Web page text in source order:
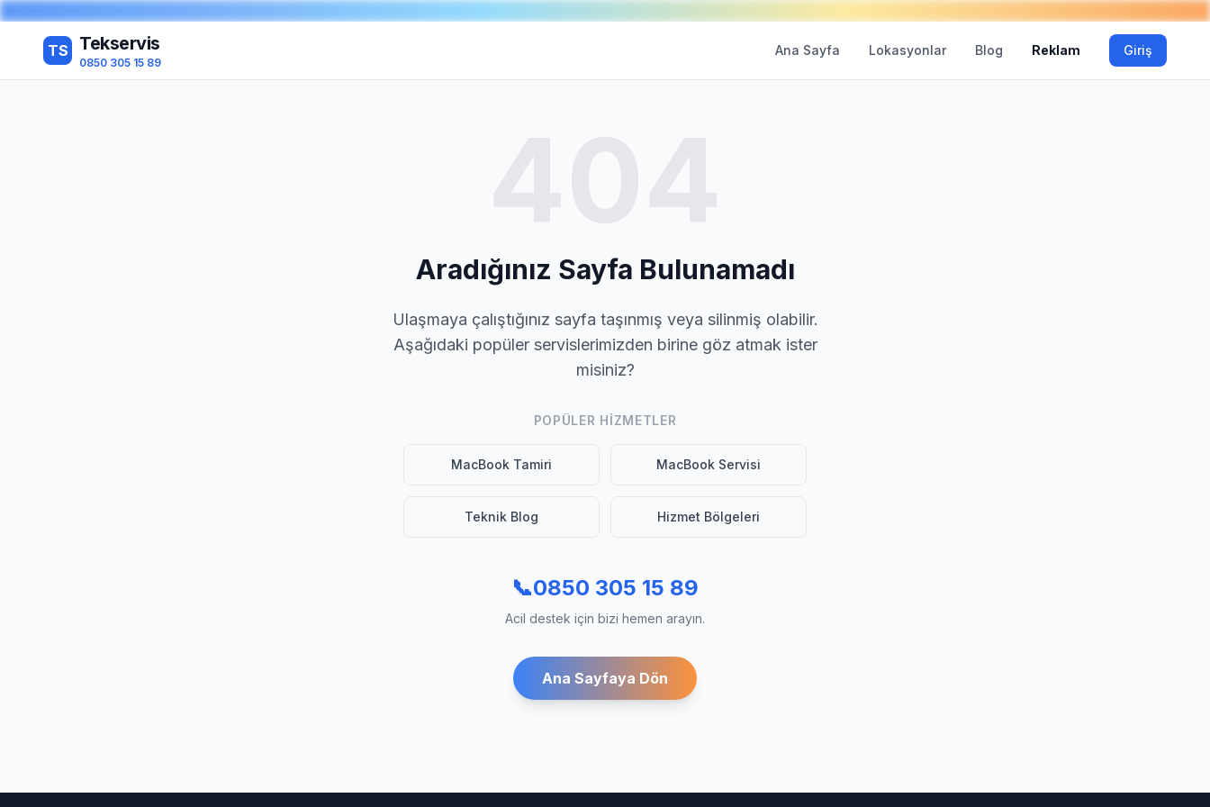
TS Tekservis
0850 305 15 89
Ana Sayfa Lokasyonlar Blog Reklam Giriş
Aradığınız Sayfa Bulunamadı
Ulaşmaya çalıştığınız sayfa taşınmış veya silinmiş olabilir.
Aşağıdaki popüler servislerimizden birine göz atmak ister
misiniz?
POPÜLER HIZMETLER
MacBook Tamiri MacBook Servisi
Teknik Blog Hizmet Bölgeleri
📞0850 305 15 89
Acil destek için bizi hemen arayın.
Ana Sayfaya Dön